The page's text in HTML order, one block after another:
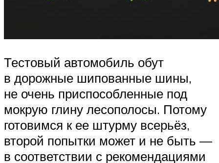
Тестовый автомобиль обут
в дорожные шипованные шины,
не очень приспособленные под
мокрую глину лесополосы. Потому
готовимся к ее штурму всерьёз,
второй попытки может и не быть —
в соответствии с рекомендациями